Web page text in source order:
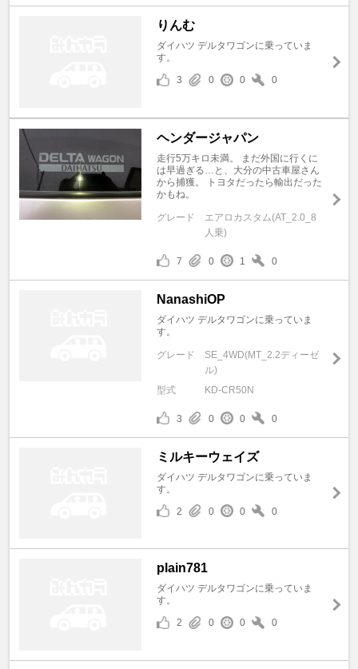
りんむ
ダイハツ デルタワゴンに乗っていま
す。
3
0 0 0
ヘンダージャパン
走行5万キロ未満。 まだ外国に行くに
は早過ぎる…と、大分の中古車屋さん
から捕獲。 トヨタだったら輸出だった
かもね。
グレード
エアロカスタム(AT_2.0_8
人乗)
7 0 1 0
NanashiOP
ダイハツ デルタワゴンに乗っていま
す。
グレード
SE_4WD(MT_2.2ディーゼ
ル)
型式
KD-CR50N
3 0 0 0
ミルキーウェイズ
ダイハツ デルタワゴンに乗っていま
す。
2
0 0 0
plain781
ダイハツ デルタワゴンに乗っていま
す。
2
0 0 0